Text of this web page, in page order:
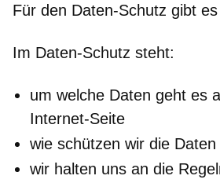
Für den Daten-Schutz gibt
Im Daten-Schutz steht:
um welche Daten geht es
Internet-Seite
wie schützen wir die Daten
wir halten uns an die